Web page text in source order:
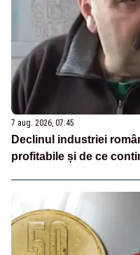
7 aug. 2026, 07:45
Declinul industriei
profitabile și de ce